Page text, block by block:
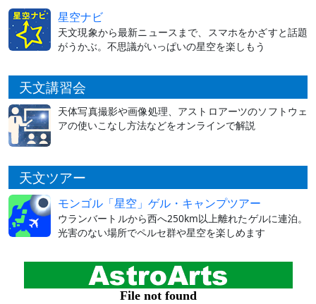
星空ナビ
天文現象から最新ニュースまで、スマホをかざすと話題
がうかぶ。不思議がいっぱいの星空を楽しもう
天文講習会
天体写真撮影や画像処理、アストロアーツのソフトウェ
アの使いこなし方法などをオンラインで解説
天文ツアー
モンゴル「星空」ゲル・キャンプツアー
ウランバートルから西へ250km以上離れたゲルに連泊。
光害のない場所でペルセ群や星空を楽しめます